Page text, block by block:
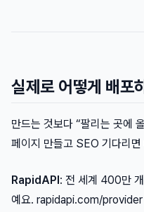
실제로 어떻게 배포
만드는 것보다 “팔리는 곳에
페이지 만들고 SEO 기다리
RapidAPI: 전 세계 400만
예요. rapidapi.com/provider